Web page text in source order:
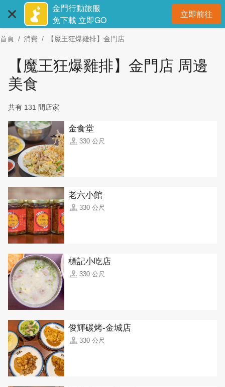
主
要
金門行動旅服
免下載 立即GO
立即前往開
首頁 消費 【魔王狂爆雞排】金門店
【魔王狂爆雞排】金門店 周邊
美食
共有 131 間店家
金食堂
330 公尺
老六小館
330 公尺
標記小吃店
330 公尺
俊輝碳烤-金城店
330 公尺